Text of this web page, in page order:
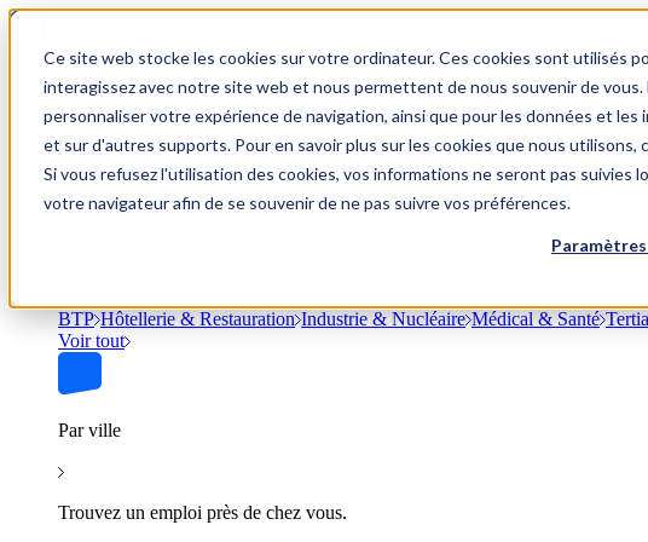
Ce site web stocke les cookies sur votre ordinateur. Ces cookies sont utilisés
interagissez avec notre site web et nous permettent de nous souvenir de
personnaliser votre expérience de navigation, ainsi que pour les données et
et sur d'autres supports. Pour en savoir plus sur les cookies que nous
Si vous refusez l'utilisation des cookies, vos informations ne seront pas suivies
votre navigateur afin de se souvenir de ne pas suivre vos préférences.
Trouver un emploi
Par secteur
BTP Hôtellerie & Restauration Industrie & Nucléaire Médical & Santé
Voir tout
Par ville
Trouvez un emploi près de chez vous.